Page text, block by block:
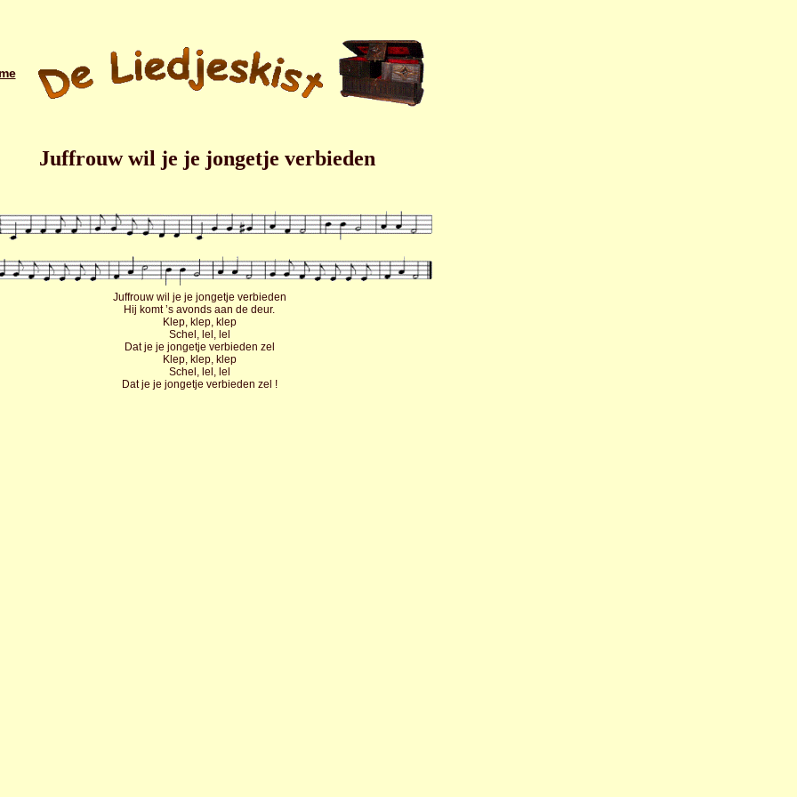
Juffrouw wil je je jongetje verbieden
Juffrouw wil je je jongetje verbieden
Hij komt ’s avonds aan de deur.
Klep, klep, klep
Schel, lel, lel
Dat je je jongetje verbieden zel
Klep, klep, klep
Schel, lel, lel
Dat je je jongetje verbieden zel !